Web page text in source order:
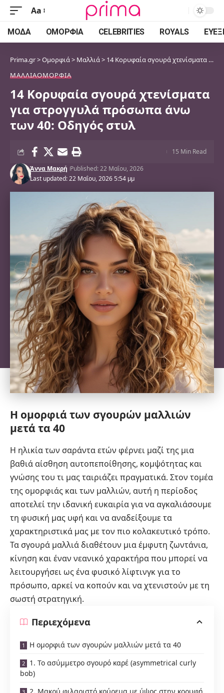
Font
Resizer
Aa
ΜΌΔΑ ΟΜΟΡΦΙΆ CELEBRITIES ROYALS
Prima.gr>Ομορφιά> Μαλλιά> 14 Κορυφαία σγουρά χτενίσματα για στρογγυλά πρόσωπα άνω των 40: Οδηγός στυλ
ΜΑΛΛΙΆΟΜΟΡΦΙΆ
14 Κορυφαία σγουρά χτενίσματα
για στρογγυλά πρόσωπα άνω
των 40: Οδηγός στυλ
Last updated: 22 Μαΐου, 2026 5:54 μμ
Άννα Μακρή Published: 22 Μαΐου, 2026
15 Min Read
Η ομορφιά των σγουρών μαλλιών
μετά τα 40
Η ηλικία των σαράντα ετών φέρνει μαζί της μια
βαθιά αίσθηση αυτοπεποίθησης, κομψότητας και
γνώσης του τι μας ταιριάζει πραγματικά. Στον τομέα
της ομορφιάς και των μαλλιών, αυτή η περίοδος
αποτελεί την ιδανική ευκαιρία για να αγκαλιάσουμε
τη φυσική μας υφή και να αναδείξουμε τα
χαρακτηριστικά μας με τον πιο κολακευτικό τρόπο.
Τα σγουρά μαλλιά διαθέτουν μια έμφυτη ζωντάνια,
κίνηση και έναν νεανικό χαρακτήρα που μπορεί να
λειτουργήσει ως ένα φυσικό λίφτινγκ για το
πρόσωπο, αρκεί να κοπούν και να χτενιστούν με τη
σωστή στρατηγική.
Περιεχόμενα
Η ομορφιά των σγουρών μαλλιών μετά τα 40
1. Το ασύμμετρο σγουρό καρέ (asymmetrical curly
bob)
2. Μακρύ φιλαριστό κούρεμα με ύψος στην κορυφή